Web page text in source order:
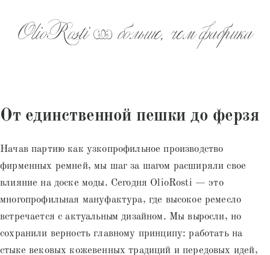
OlioRosti — больше, чем фабрика
От единственной пешки до ферзя
Начав партию как узкопрофильное производство
фирменных ремней, мы шаг за шагом расширяли свое
влияние на доске моды. Сегодня OlioRosti — это
многопрофильная мануфактура, где высокое ремесло
встречается с актуальным дизайном. Мы выросли, но
сохранили верность главному принципу: работать на
стыке вековых кожевенных традиций и передовых идей,